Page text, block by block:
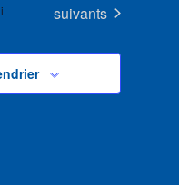
Évènements
suivants